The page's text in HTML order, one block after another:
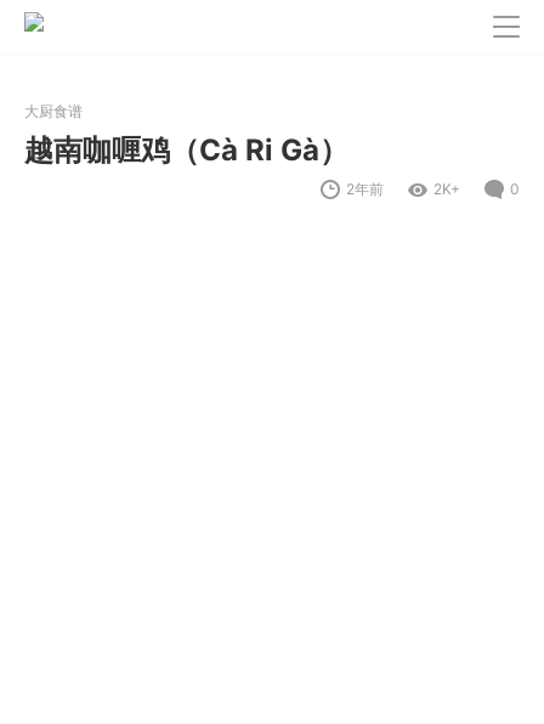
大厨食谱
越南咖喱鸡（Cà Ri Gà）
2年前 2K+ 0